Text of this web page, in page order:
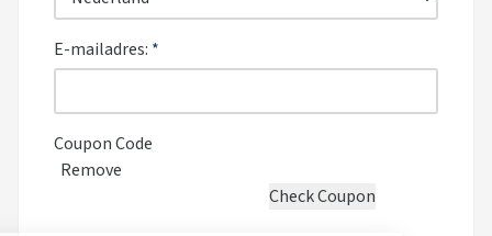
E-mailadres: *
Coupon Code
Remove